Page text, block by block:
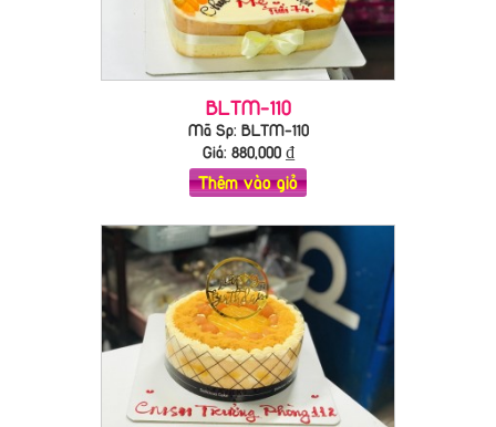
BLTM-110
Mã Sp: BLTM-110
Giá: 880,000₫
Thêm vào giỏ